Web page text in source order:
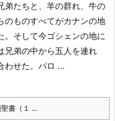
弟たちと、羊の群れ、牛の
のものすべてがカナンの地
。そして今ゴシェンの地に
兄弟の中から五人を連れ
せた。 パロ ...
書（１ ...